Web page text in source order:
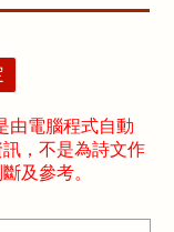
由電腦程式自動
，不是為詩文作
及參考。